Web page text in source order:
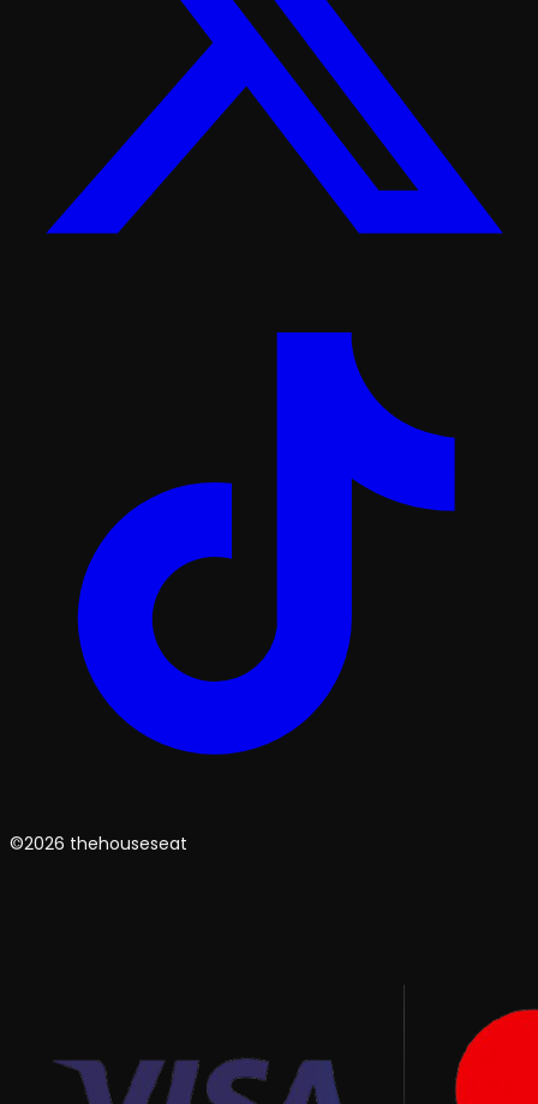
©2026 thehouseseat